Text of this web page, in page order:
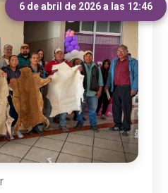
6 de abril de 2026 a las 12:46